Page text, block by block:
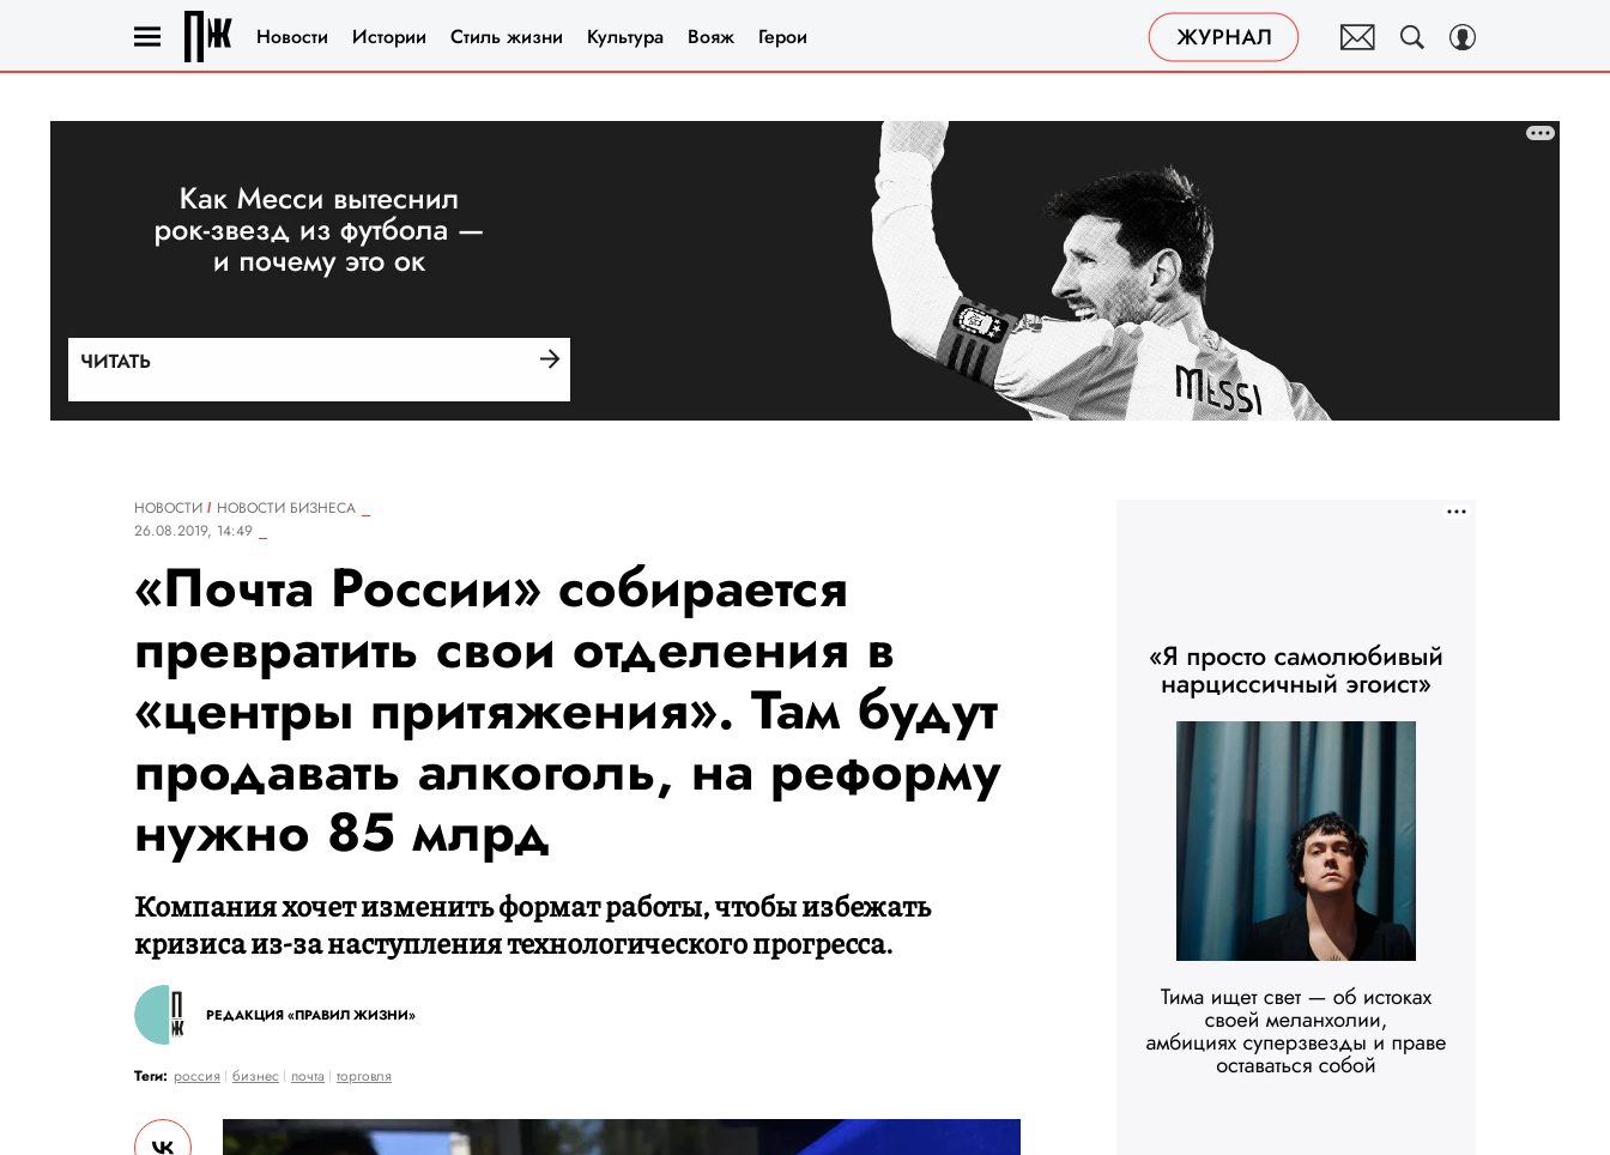
Новости Истории Стиль жизни Культура Вояж Герои
НОВОСТИ
НОВОСТИ БИЗНЕСА
26.08.2019, 14:49
«Почта России» собирается
превратить свои отделения в
«центры притяжения». Там будут
продавать алкоголь, на реформу
нужно 85 млрд
Компания хочет изменить формат работы, чтобы избежать
кризиса из-за наступления технологического прогресса.
РЕДАКЦИЯ «ПРАВИЛ ЖИЗНИ»
Теги: россия бизнес почта торговля